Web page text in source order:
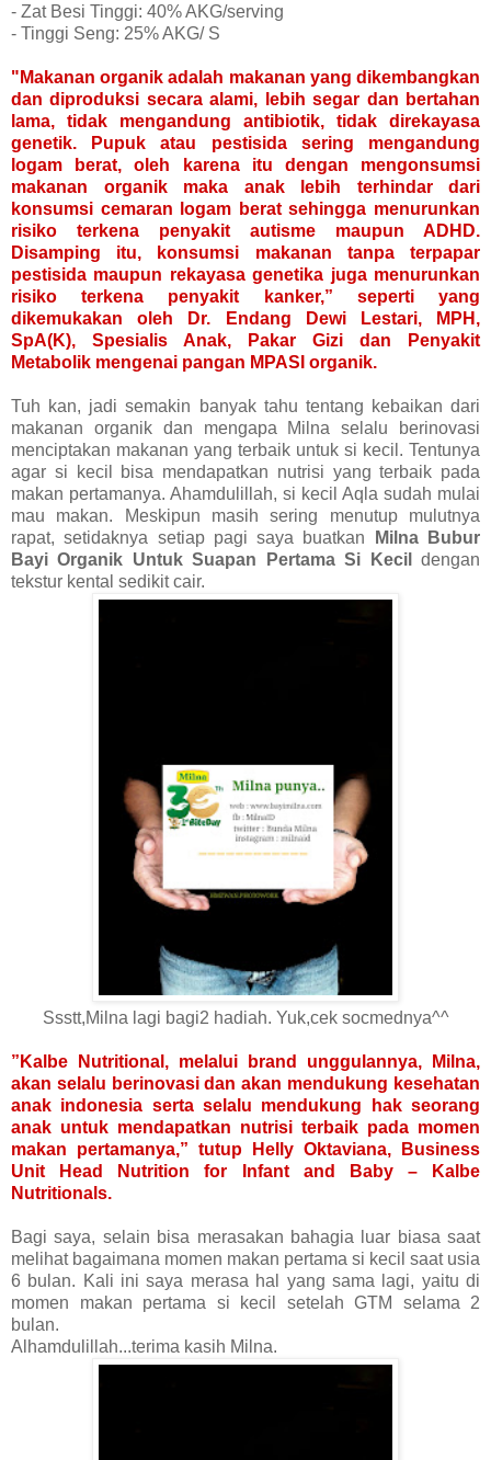
- Zat Besi Tinggi: 40% AKG/serving
- Tinggi Seng: 25% AKG/ S
"Makanan organik adalah makanan yang dikembangkan
dan diproduksi secara alami, lebih segar dan bertahan
lama, tidak mengandung antibiotik, tidak direkayasa
genetik. Pupuk atau pestisida sering mengandung
logam berat, oleh karena itu dengan mengonsumsi
makanan organik maka anak lebih terhindar dari
konsumsi cemaran logam berat sehingga menurunkan
risiko terkena penyakit autisme maupun ADHD.
Disamping itu, konsumsi makanan tanpa terpapar
pestisida maupun rekayasa genetika juga menurunkan
risiko terkena penyakit kanker,” seperti yang
dikemukakan oleh Dr. Endang Dewi Lestari, MPH,
SpA(K), Spesialis Anak, Pakar Gizi dan Penyakit
Metabolik mengenai pangan MPASI organik.
Tuh kan, jadi semakin banyak tahu tentang kebaikan dari
makanan organik dan mengapa Milna selalu berinovasi
menciptakan makanan yang terbaik untuk si kecil. Tentunya
agar si kecil bisa mendapatkan nutrisi yang terbaik pada
makan pertamanya. Ahamdulillah, si kecil Aqla sudah mulai
mau makan. Meskipun masih sering menutup mulutnya
rapat, setidaknya setiap pagi saya buatkan
Milna Bubur
Bayi Organik Untuk Suapan Pertama Si Kecil dengan
tekstur kental sedikit cair.
Ssstt,Milna lagi bagi2 hadiah. Yuk,cek socmednya^^
”Kalbe Nutritional, melalui brand unggulannya, Milna,
akan selalu berinovasi dan akan mendukung kesehatan
anak indonesia serta selalu mendukung hak seorang
anak untuk mendapatkan nutrisi terbaik pada momen
makan pertamanya,” tutup Helly Oktaviana, Business
Unit Head Nutrition for Infant and Baby – Kalbe
Nutritionals.
Bagi saya, selain bisa merasakan bahagia luar biasa saat
melihat bagaimana momen makan pertama si kecil saat usia
6 bulan. Kali ini saya merasa hal yang sama lagi, yaitu di
momen makan pertama si kecil setelah GTM selama 2
bulan.
Alhamdulillah...terima kasih Milna.